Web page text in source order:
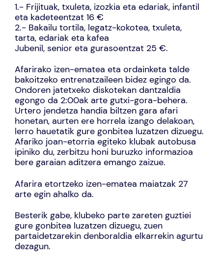
1.- Frijituak, txuleta, izozkia eta edariak, infantil
eta kadeteentzat 16 €
2.- Bakailu tortila, legatz-kokotea, txuleta,
tarta, edariak eta kafea
Jubenil, senior eta gurasoentzat 25 €.
Afarirako izen-ematea eta ordainketa talde
bakoitzeko entrenatzaileen bidez egingo da.
Ondoren jatetxeko diskotekan dantzaldia
egongo da 2:00ak arte gutxi-gora-behera.
Urtero jendetza handia biltzen gara afari
honetan, aurten ere horrela izango delakoan,
lerro hauetatik gure gonbitea luzatzen dizuegu.
Afariko joan-etorria egiteko klubak autobusa
ipiniko du, zerbitzu honi buruzko informazioa
bere garaian aditzera emango zaizue.
Afarira etortzeko izen-ematea maiatzak 27
arte egin ahalko da.
Besterik gabe, klubeko parte zareten guztiei
gure gonbitea luzatzen dizuegu, zuen
partaidetzarekin denboraldia elkarrekin agurtu
dezagun.